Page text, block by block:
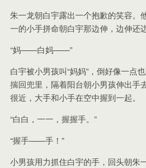
朱一龙朝白宇露出一个抱歉的笑容。
一的小手拼命朝白宇那边伸，边伸还
“妈——白妈——”
白宇被小男孩叫“妈妈”，倒好像一点
揣回兜里，隔着阳台朝小男孩伸出手
很近，大手和小手在空中握到一起。
“白白，一一，握握手。”
“握手——手！”
小男孩用力抓住白宇的手，回头朝朱